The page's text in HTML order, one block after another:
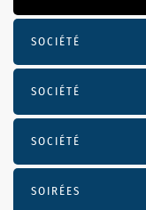
SOCIÉTÉ
SOCIÉTÉ
SOCIÉTÉ
SOIRÉES